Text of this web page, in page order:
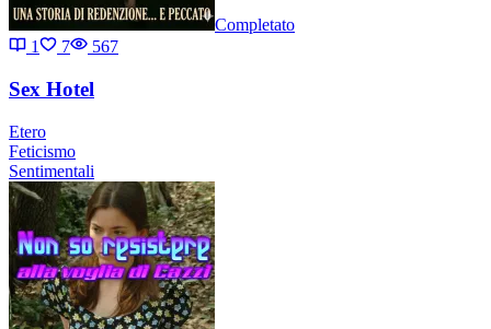
Completato
1
7 567
Sex Hotel
Etero
Feticismo
Sentimentali